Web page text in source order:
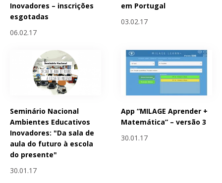
Inovadores – inscrições
esgotadas
06.02.17
em Portugal
03.02.17
Seminário Nacional
Ambientes Educativos
Inovadores: "Da sala de
aula do futuro à escola
do presente"
30.01.17
App “MILAGE Aprender +
Matemática” – versão 3
30.01.17